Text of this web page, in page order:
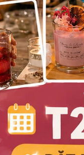
thưởng thức. Chọn
không tan chảy
Chế Tác Độc Bản
công này, không
tế đỉnh cao trong
Vu's Candles
tác phẩm được
dài nhiều tuần lễ để
chọn nguyên liệu
trở thành biểu
của cảm xúc.